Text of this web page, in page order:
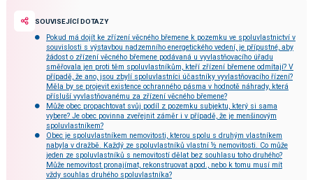
SOUVISEJÍCÍ DOTAZY
Pokud má dojít ke zřízení věcného břemene k pozemku ve spoluvlastnictví v
souvislosti s výstavbou nadzemního energetického vedení, je přípustné, aby
žádost o zřízení věcného břemene podávaná u vyvlastňovacího úřadu
směřovala jen proti těm spoluvlastníkům, kteří zřízení břemene odmítají? V
případě, že ano, jsou zbylí spoluvlastníci účastníky vyvlastňovacího řízení?
Měla by se projevit existence ochranného pásma v hodnotě náhrady, která
přísluší vyvlastňovanému za zřízení věcného břemene?
Může obec propachtovat svůj podíl z pozemku subjektu, který si sama
vybere? Je obec povinna zveřejnit záměr i v případě, že je menšinovým
spoluvlastníkem?
Obec je spoluvlastníkem nemovitosti, kterou spolu s druhým vlastníkem
nabyla v dražbě. Každý ze spoluvlastníků vlastní ½ nemovitosti. Co může
jeden ze spoluvlastníků s nemovitostí dělat bez souhlasu toho druhého?
Může nemovitost pronajímat, rekonstruovat apod., nebo k tomu musí mít
vždy souhlas druhého spoluvlastníka?